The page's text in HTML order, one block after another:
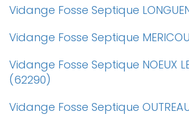
Vidange Fosse Septique
Vidange Fosse Septique
Vidange Fosse Septique NOEUX
(62290)
Vidange Fosse Septique